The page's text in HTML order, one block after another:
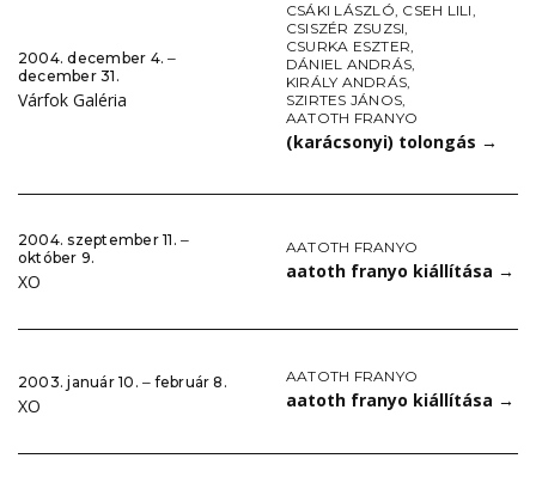
2004. december 4. ‒
december 31.
Várfok Galéria
CSÁKI LÁSZLÓ, CSEH LILI,
CSISZÉR ZSUZSI,
CSURKA ESZTER,
DÁNIEL ANDRÁS,
KIRÁLY ANDRÁS,
SZIRTES JÁNOS,
AATOTH FRANYO
(karácsonyi) tolongás →
2004. szeptember 11. ‒
október 9.
XO
AATOTH FRANYO
aatoth franyo kiállítása →
2003. január 10. ‒ február 8.
XO
AATOTH FRANYO
aatoth franyo kiállítása →